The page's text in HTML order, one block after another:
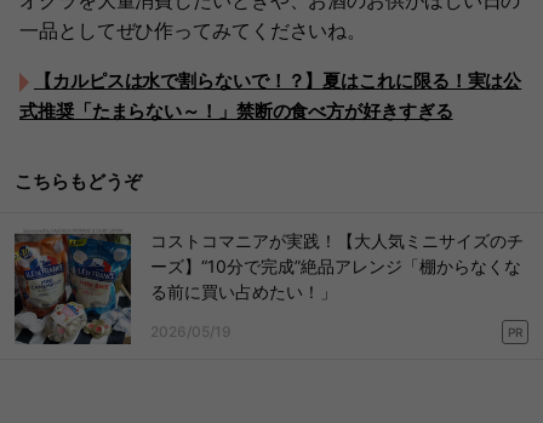
一品としてぜひ作ってみてくださいね。
【カルピスは水で割らないで！？】夏はこれに限る！実は公
式推奨「たまらない～！」禁断の食べ方が好きすぎる
こちらもどうぞ
コストコマニアが実践！【大人気ミニサイズのチ
ーズ】“10分で完成”絶品アレンジ「棚からなくな
る前に買い占めたい！」
2026/05/19 PR